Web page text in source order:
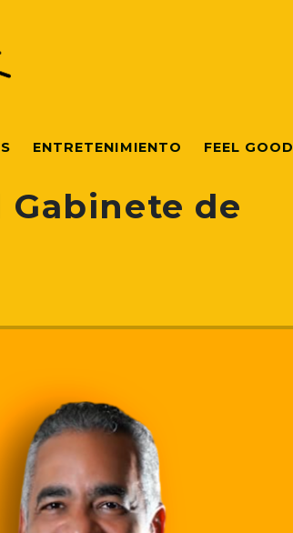
ENTRETENIMIENTO FEEL GOOD
Gabinete de